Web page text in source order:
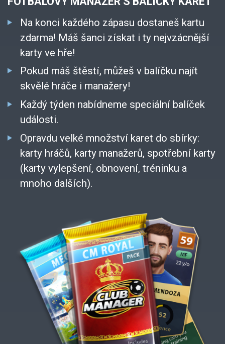
Na konci každého zápasu dostaneš kartu
zdarma! Máš šanci získat i ty nejvzácnější
karty ve hře!
Pokud máš štěstí, můžeš v balíčku najít
skvělé hráče i manažery!
Každý týden nabídneme speciální balíček
události.
Opravdu velké množství karet do sbírky:
karty hráčů, karty manažerů, spotřební karty
(karty vylepšení, obnovení, tréninku a
mnoho dalších).